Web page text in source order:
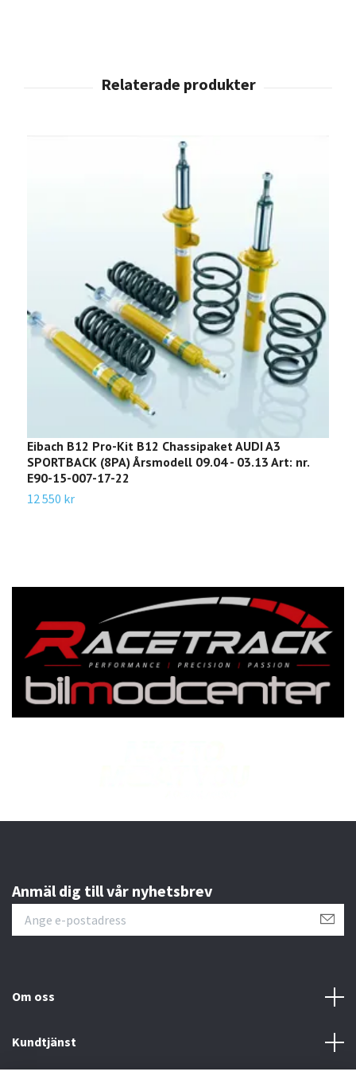
Eibach B12 Pro-Kit B12 Chassipaket AUDI A3
SPORTBACK (8PA) Årsmodell 09.04 - 03.13 Art: nr.
E90-15-007-17-22
12 550 kr
Anmäl dig till vår nyhetsbrev
Om oss
Kundtjänst